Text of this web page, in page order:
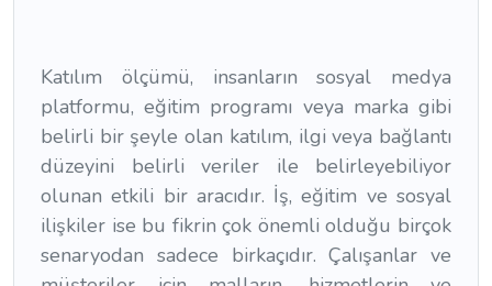
Katılım ölçümü, insanların sosyal medya
platformu, eğitim programı veya marka gibi
belirli bir şeyle olan katılım, ilgi veya bağlantı
düzeyini belirli veriler ile belirleyebiliyor
olunan etkili bir aracıdır. İş, eğitim ve sosyal
ilişkiler ise bu fikrin çok önemli olduğu birçok
senaryodan sadece birkaçıdır. Çalışanlar ve